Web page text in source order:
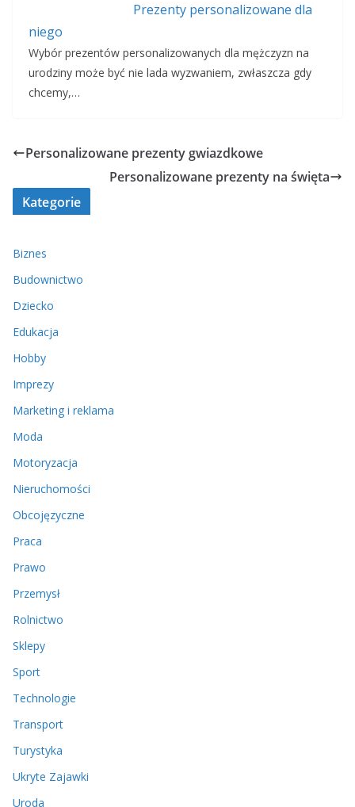
Prezenty personalizowane dla
niego
Wybór prezentów personalizowanych dla mężczyzn na
urodziny może być nie lada wyzwaniem, zwłaszcza gdy
chcemy,…
Personalizowane prezenty gwiazdkowe
Personalizowane prezenty na święta
Kategorie
Biznes
Budownictwo
Dziecko
Edukacja
Hobby
Imprezy
Marketing i reklama
Moda
Motoryzacja
Nieruchomości
Obcojęzyczne
Praca
Prawo
Przemysł
Rolnictwo
Sklepy
Sport
Technologie
Transport
Turystyka
Ukryte Zajawki
Uroda